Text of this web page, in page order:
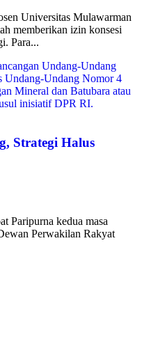
Universitas Mulawarman
memberikan izin konsesi
Para...
Strategi Halus
Paripurna kedua masa
Perwakilan Rakyat